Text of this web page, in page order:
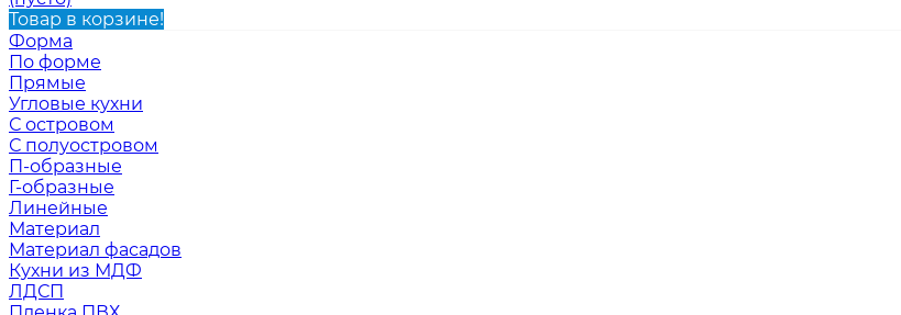
Товар в корзине!
Форма
По форме
Прямые
Угловые кухни
С островом
С полуостровом
П-образные
Г-образные
Линейные
Материал
Материал фасадов
Кухни из МДФ
ЛДСП